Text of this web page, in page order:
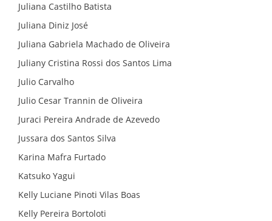
Juliana Castilho Batista
Juliana Diniz José
Juliana Gabriela Machado de Oliveira
Juliany Cristina Rossi dos Santos Lima
Julio Carvalho
Julio Cesar Trannin de Oliveira
Juraci Pereira Andrade de Azevedo
Jussara dos Santos Silva
Karina Mafra Furtado
Katsuko Yagui
Kelly Luciane Pinoti Vilas Boas
Kelly Pereira Bortoloti